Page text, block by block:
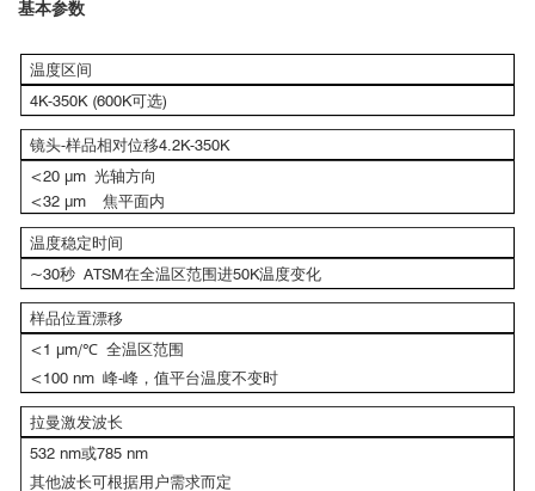
基本参数
温度区间
4K-350K (600K可选)
镜头-样品相对位移4.2K-350K
<20 μm 光轴方向
<32 μm 焦平面内
温度稳定时间
~30秒 ATSM在全温区范围进50K温度变化
样品位置漂移
<1 μm/℃ 全温区范围
<100 nm 峰-峰，值平台温度不变时
拉曼激发波长
532 nm或785 nm
其他波长可根据用户需求而定